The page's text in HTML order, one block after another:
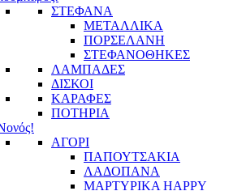
ΣΤΕΦΑΝΑ
ΜΕΤΑΛΛΙΚΑ
ΠΟΡΣΕΛΑΝΗ
ΣΤΕΦΑΝΟΘΗΚΕΣ
ΛΑΜΠΑΔΕΣ
ΔΙΣΚΟΙ
ΚΑΡΑΦΕΣ
ΠΟΤΗΡΙΑ
ΑΓΟΡΙ
ΠΑΠΟΥΤΣΑΚΙΑ
ΛΑΔΟΠΑΝΑ
ΜΑΡΤΥΡΙΚΑ HAPPY